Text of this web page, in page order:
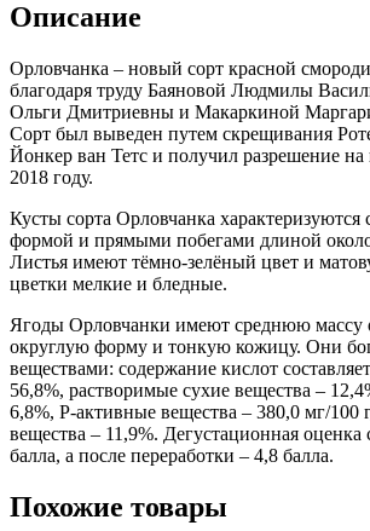
Описание
Орловчанка – новый сорт красной
благодаря труду Баяновой Людмилы
Ольги Дмитриевны и Макаркиной
Сорт был выведен путем скрещивания
Йонкер ван Тетс и получил разрешение на
2018 году.
Кусты сорта Орловчанка характеризуются
формой и прямыми побегами длиной
Листья имеют тёмно-зелёный цвет и
цветки мелкие и бледные.
Ягоды Орловчанки имеют среднюю массу
округлую форму и тонкую кожицу. Они
веществами: содержание кислот
56,8%, растворимые сухие вещества –
6,8%, P-активные вещества – 380,0 мг/100
вещества – 11,9%. Дегустационная оценка
балла, а после переработки – 4,8 балла.
Похожие товары